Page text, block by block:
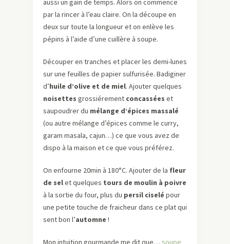
aussi un gain de temps. Alors on commence
par la rincer à l’eau claire. On la découpe en
deux sur toute la longueur et on enlève les
pépins à l’aide d’une cuillère à soupe.
Découper en tranches et placer les demi-lunes
sur une feuilles de papier sulfurisée. Badiginer
d’huile d’olive et de miel. Ajouter quelques
noisettes grossiérement concassées et
saupoudrer du mélange d’épices massalé
(ou autre mélange d’épices comme le curry,
garam masala, cajun…) ce que vous avez de
dispo à la maison et ce que vous préférez.
On enfourne 20min à 180°C. Ajouter de la fleur
de selet quelques tours de moulin à poivre
à la sortie du four, plus du persil ciselé pour
une petite touche de fraicheur dans ce plat qui
sent bon l’automne !
Mon intuition gourmande me dit que… soupe